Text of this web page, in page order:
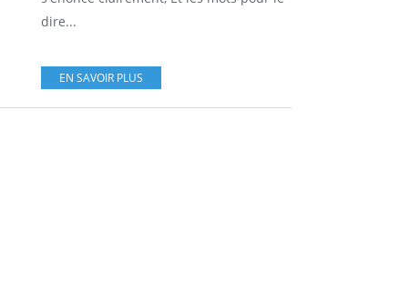
dire...
EN SAVOIR PLUS